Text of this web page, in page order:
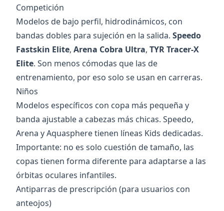
Competición
Modelos de bajo perfil, hidrodinámicos, con
bandas dobles para sujeción en la salida. Speedo
Fastskin Elite, Arena Cobra Ultra, TYR Tracer-X
Elite. Son menos cómodas que las de
entrenamiento, por eso solo se usan en carreras.
Niños
Modelos específicos con copa más pequeña y
banda ajustable a cabezas más chicas. Speedo,
Arena y Aquasphere tienen líneas Kids dedicadas.
Importante: no es solo cuestión de tamaño, las
copas tienen forma diferente para adaptarse a las
órbitas oculares infantiles.
Antiparras de prescripción (para usuarios con
anteojos)